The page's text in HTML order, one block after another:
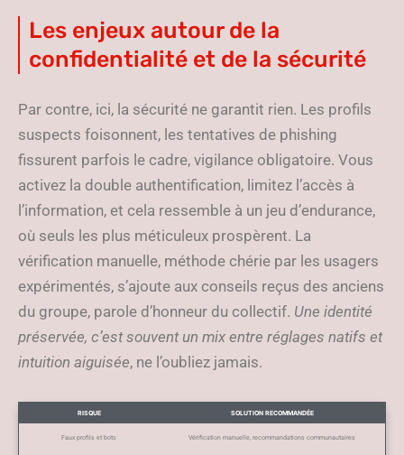
Les enjeux autour de la
confidentialité et de la sécurité
Par contre, ici, la sécurité ne garantit rien. Les profils
suspects foisonnent, les tentatives de phishing
fissurent parfois le cadre, vigilance obligatoire. Vous
activez la double authentification, limitez l’accès à
l’information, et cela ressemble à un jeu d’endurance,
où seuls les plus méticuleux prospèrent. La
vérification manuelle, méthode chérie par les usagers
expérimentés, s’ajoute aux conseils reçus des anciens
du groupe, parole d’honneur du collectif. Une identité
préservée, c’est souvent un mix entre réglages natifs et
intuition aiguisée, ne l’oubliez jamais.
RISQUE SOLUTION RECOMMANDÉE
Faux profils et bots Vérification manuelle, recommandations communautaires